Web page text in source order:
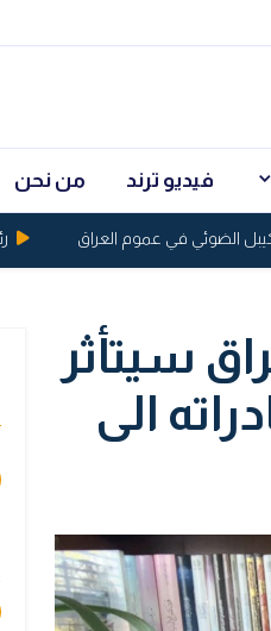
فيديو ترند من نحن
سيتأثر
الى